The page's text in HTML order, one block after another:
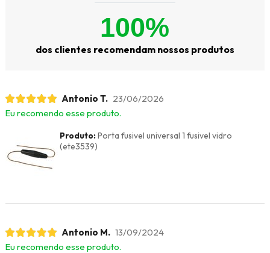
100%
dos clientes recomendam nossos produtos
Antonio T. 23/06/2026
Eu recomendo esse produto.
Produto:Porta fusivel universal 1 fusivel vidro
(ete3539)
Antonio M. 13/09/2024
Eu recomendo esse produto.